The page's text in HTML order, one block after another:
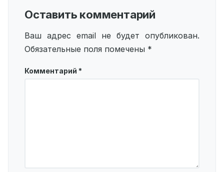
Оставить комментарий
Ваш адрес email не будет опубликован.
Обязательные поля помечены *
Комментарий *